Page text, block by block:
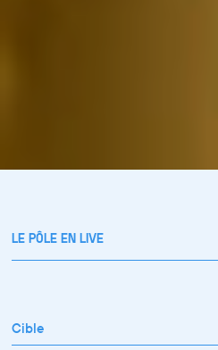
LE PÔLE EN LIVE
Cible